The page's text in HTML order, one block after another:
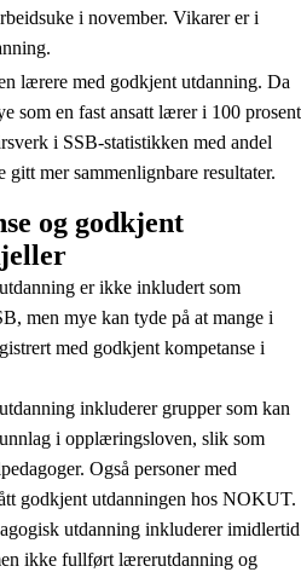
i november. Vikarer er i
lærere med godkjent utdanning. Da
som en fast ansatt lærer i 100 prosent
i SSB-statistikken med andel
mer sammenlignbare resultater.
og godkjent
er ikke inkludert som
men mye kan tyde på at mange i
med godkjent kompetanse i
inkluderer grupper som kan
i opplæringsloven, slik som
Også personer med
godkjent utdanningen hos NOKUT.
utdanning inkluderer imidlertid
ikke fullført lærerutdanning og